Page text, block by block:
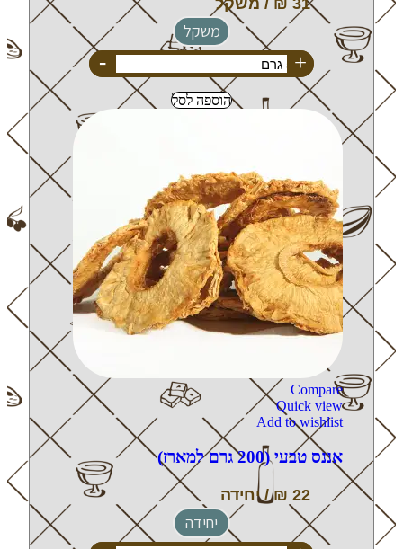
משקל
+
-
הוספה לסל
Compare
Quick view
Add to wishlist
אננס טבעי (200 גרם למארז)
יחידה